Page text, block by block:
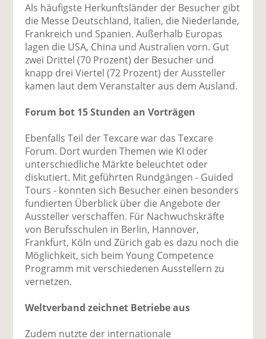
Als häufigste Herkunftsländer der Besucher gibt
die Messe Deutschland, Italien, die Niederlande,
Frankreich und Spanien. Außerhalb Europas
lagen die USA, China und Australien vorn. Gut
zwei Drittel (70 Prozent) der Besucher und
knapp drei Viertel (72 Prozent) der Aussteller
kamen laut dem Veranstalter aus dem Ausland.
Forum bot 15 Stunden an Vorträgen
Ebenfalls Teil der Texcare war das Texcare
Forum. Dort wurden Themen wie KI oder
unterschiedliche Märkte beleuchtet oder
diskutiert. Mit geführten Rundgängen - Guided
Tours - konnten sich Besucher einen besonders
fundierten Überblick über die Angebote der
Aussteller verschaffen. Für Nachwuchskräfte
von Berufsschulen in Berlin, Hannover,
Frankfurt, Köln und Zürich gab es dazu noch die
Möglichkeit, sich beim Young Competence
Programm mit verschiedenen Ausstellern zu
vernetzen.
Weltverband zeichnet Betriebe aus
Zudem nutzte der internationale